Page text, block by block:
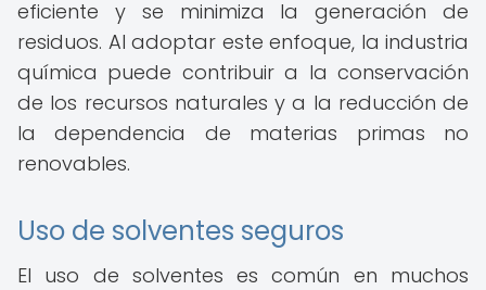
eficiente y se minimiza la generación de
residuos. Al adoptar este enfoque, la industria
química puede contribuir a la conservación
de los recursos naturales y a la reducción de
la dependencia de materias primas no
renovables.
Uso de solventes seguros
El uso de solventes es común en muchos